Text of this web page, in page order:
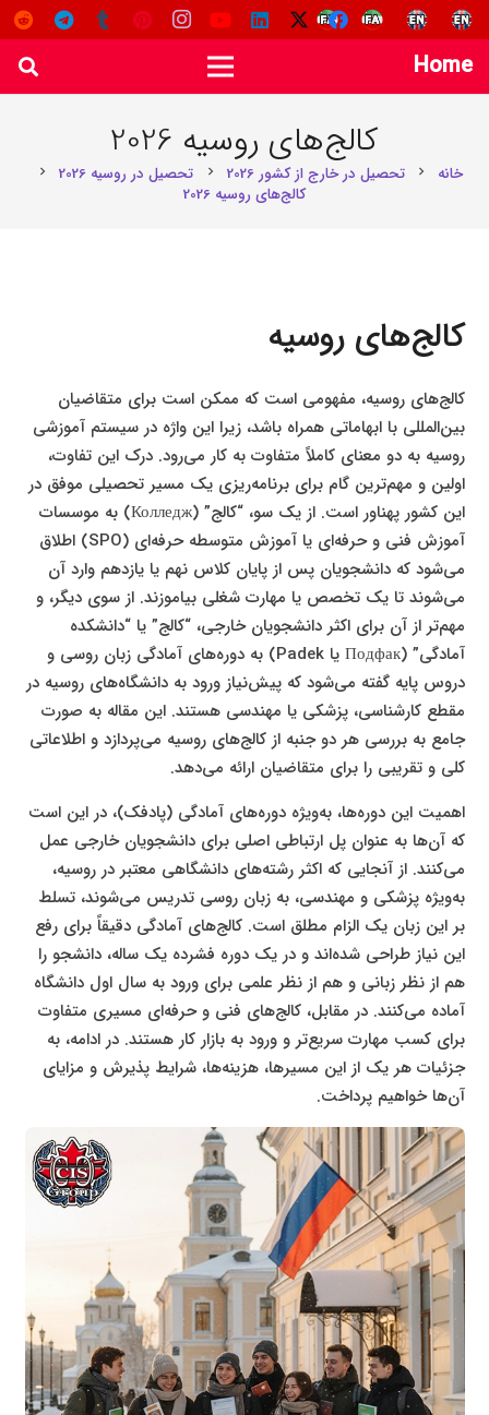
Home
کالج‌های روسیه 2026
خانه chevron_right تحصیل در خارج از کشور 2026 chevron_right تحصیل در روسیه 2026 chevron_right
کالج‌های روسیه 2026
کالج‌های روسیه
کالج‌های روسیه، مفهومی است که ممکن است برای متقاضیان
بین‌المللی با ابهاماتی همراه باشد، زیرا این واژه در سیستم آموزشی
روسیه به دو معنای کاملاً متفاوت به کار می‌رود. درک این تفاوت،
اولین و مهم‌ترین گام برای برنامه‌ریزی یک مسیر تحصیلی موفق در
این کشور پهناور است. از یک سو، “کالج” (Колледж) به موسسات
آموزش فنی و حرفه‌ای یا آموزش متوسطه حرفه‌ای (SPO) اطلاق
می‌شود که دانشجویان پس از پایان کلاس نهم یا یازدهم وارد آن
می‌شوند تا یک تخصص یا مهارت شغلی بیاموزند. از سوی دیگر، و
مهم‌تر از آن برای اکثر دانشجویان خارجی، “کالج” یا “دانشکده
آمادگی” (Подфак یا Padek) به دوره‌های آمادگی زبان روسی و
دروس پایه گفته می‌شود که پیش‌نیاز ورود به دانشگاه‌های روسیه در
مقطع کارشناسی، پزشکی یا مهندسی هستند. این مقاله به صورت
جامع به بررسی هر دو جنبه از کالج‌های روسیه می‌پردازد و اطلاعاتی
کلی و تقریبی را برای متقاضیان ارائه می‌دهد.
اهمیت این دوره‌ها، به‌ویژه دوره‌های آمادگی (پادفک)، در این است
که آن‌ها به عنوان پل ارتباطی اصلی برای دانشجویان خارجی عمل
می‌کنند. از آنجایی که اکثر رشته‌های دانشگاهی معتبر در روسیه،
به‌ویژه پزشکی و مهندسی، به زبان روسی تدریس می‌شوند، تسلط
بر این زبان یک الزام مطلق است. کالج‌های آمادگی دقیقاً برای رفع
این نیاز طراحی شده‌اند و در یک دوره فشرده یک ساله، دانشجو را
هم از نظر زبانی و هم از نظر علمی برای ورود به سال اول دانشگاه
آماده می‌کنند. در مقابل، کالج‌های فنی و حرفه‌ای مسیری متفاوت
برای کسب مهارت سریع‌تر و ورود به بازار کار هستند. در ادامه، به
جزئیات هر یک از این مسیرها، هزینه‌ها، شرایط پذیرش و مزایای
آن‌ها خواهیم پرداخت.